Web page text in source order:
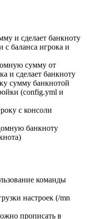
и сделает банкноту
баланса игрока и
сумму от
и сделает банкноту
сумму банкнотой
(config.yml и
с консоли
банкноту
команды
настроек (/mn
прописать в